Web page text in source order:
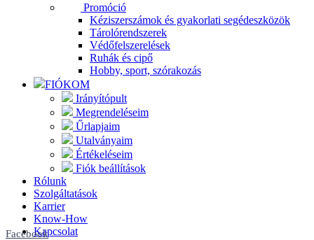
Promóció
Kéziszerszámok és gyakorlati segédeszközök
Tárolórendszerek
Védőfelszerelések
Ruhák és cipő
Hobby, sport, szórakozás
FIÓKOM
Irányítópult
Megrendeléseim
Űrlapjaim
Utalványaim
Értékeléseim
Fiók beállítások
Rólunk
Szolgáltatások
Karrier
Know-How
Kapcsolat
Facebook